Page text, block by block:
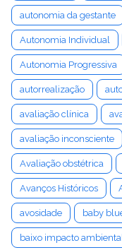
autonomia da gestante
Autonomia Individual
Autonomia Progressiva
autorrealização
avaliação clínica
avaliação inconsciente
Avaliação obstétrica
Avanços Históricos
avosidade baby
baixo impacto